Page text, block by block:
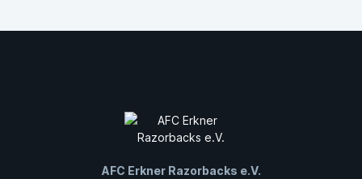
AFC Erkner Razorbacks e.V.